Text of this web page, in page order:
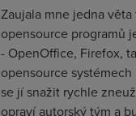
Zaujala mne jedna
opensource programů
- OpenOffice, Firefox,
opensource
se jí snažit rychle
opraví autorský tým a